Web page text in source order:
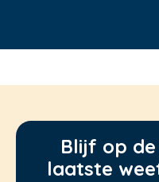
Blijf op
laatste